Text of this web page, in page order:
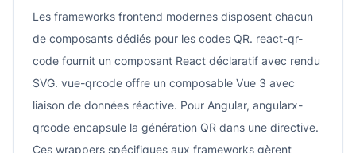
Les frameworks frontend modernes disposent chacun
de composants dédiés pour les codes QR. react-qr-
code fournit un composant React déclaratif avec rendu
SVG. vue-qrcode offre un composable Vue 3 avec
liaison de données réactive. Pour Angular, angularx-
qrcode encapsule la génération QR dans une directive.
Ces wrappers spécifiques aux frameworks gèrent